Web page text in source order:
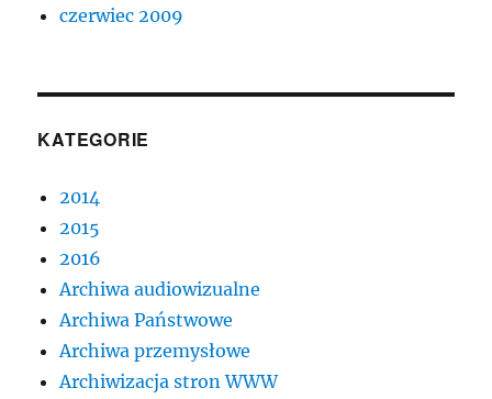
czerwiec 2009
KATEGORIE
2014
2015
2016
Archiwa audiowizualne
Archiwa Państwowe
Archiwa przemysłowe
Archiwizacja stron WWW